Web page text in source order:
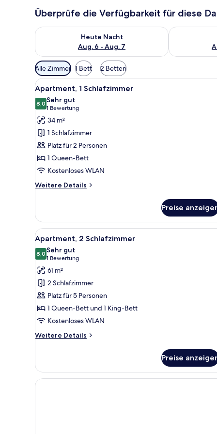
Überprüfe die Verfügbarkeit für diese
Heute Nacht
Aug. 6 - Aug. 7
Überprüfe die Verfügbarkeit für heute Nacht, Aug. 6
Überprüfe
Verfügbare
Filter
für
Zimmer
Alle Zimmer 1 Bett 2 Betten
Alle
Fotos
für
Apartment,
Schlafzimmer
anzeigen
Ein ordentlich bezogenes
5
Apartment, 1 Schlafzimmer
8,08,0 von 10
Sehr gut
1 Bewertung
(1
Bewertung)
34 m²
1 Schlafzimmer
Platz für 2 Personen
1 Queen-Bett
Kostenloses WLAN
Weitere Details
Weitere
1
Schlafzimmer
Preise
Alle
Fotos
für
Apartment,
2 Schlafzimmer
anzeigen
Ein Hotelzimmer mit einem
7
Apartment, 2 Schlafzimmer
8,08,0 von 10
Sehr gut
1 Bewertung
(1
Bewertung)
61 m²
2 Schlafzimmer
Platz für 5 Personen
1 Queen-Bett und 1 King-Bett
Kostenloses WLAN
Weitere Details
Weitere
2 Schlafzimmer
Preise